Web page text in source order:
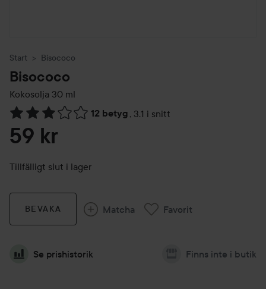
Start Bisococo
Bisococo
Kokosolja 30 ml
12 betyg , 3.1 i snitt
Hoppa till Betyg & kommentarer
59 kr
Tillfälligt slut i lager
BEVAKA Matcha Favorit
Se prishistorik Finns inte i butik